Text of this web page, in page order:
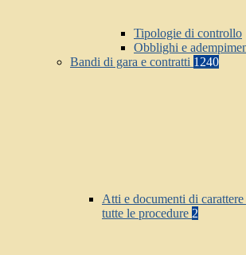
Tipologie di controllo
Obblighi e
Bandi di gara e contratti 1240
Atti e documenti di
tutte le procedure 2